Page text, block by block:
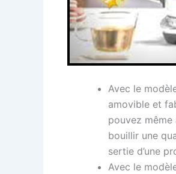
Avec le
amovible et
pouvez
bouillir une
sertie d’une
Avec le